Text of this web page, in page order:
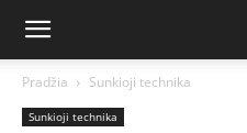
Pradžia Sunkioji technika
Sunkioji technika